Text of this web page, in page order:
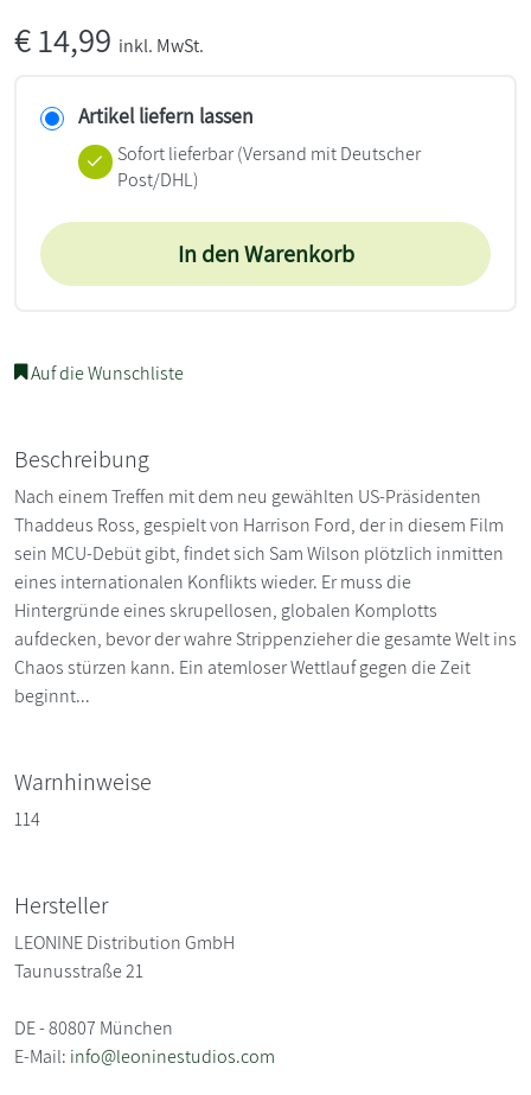
€14,99 inkl. MwSt.
Artikel liefern lassen
Sofort lieferbar(Versand mit Deutscher
Post/DHL)
In den Warenkorb
Auf die Wunschliste
Beschreibung
Nach einem Treffen mit dem neu gewählten US-Präsidenten
Thaddeus Ross, gespielt von Harrison Ford, der in diesem Film
sein MCU-Debüt gibt, findet sich Sam Wilson plötzlich inmitten
eines internationalen Konflikts wieder. Er muss die
Hintergründe eines skrupellosen, globalen Komplotts
aufdecken, bevor der wahre Strippenzieher die gesamte Welt ins
Chaos stürzen kann. Ein atemloser Wettlauf gegen die Zeit
beginnt...
Warnhinweise
114
Hersteller
LEONINE Distribution GmbH
Taunusstraße 21
DE - 80807 München
E-Mail: info@leoninestudios.com